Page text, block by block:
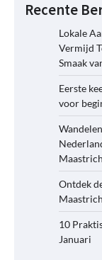
Recente
Lokale
Vermijd
Smaak
Eerste
voor
Ontdek
10
Januari